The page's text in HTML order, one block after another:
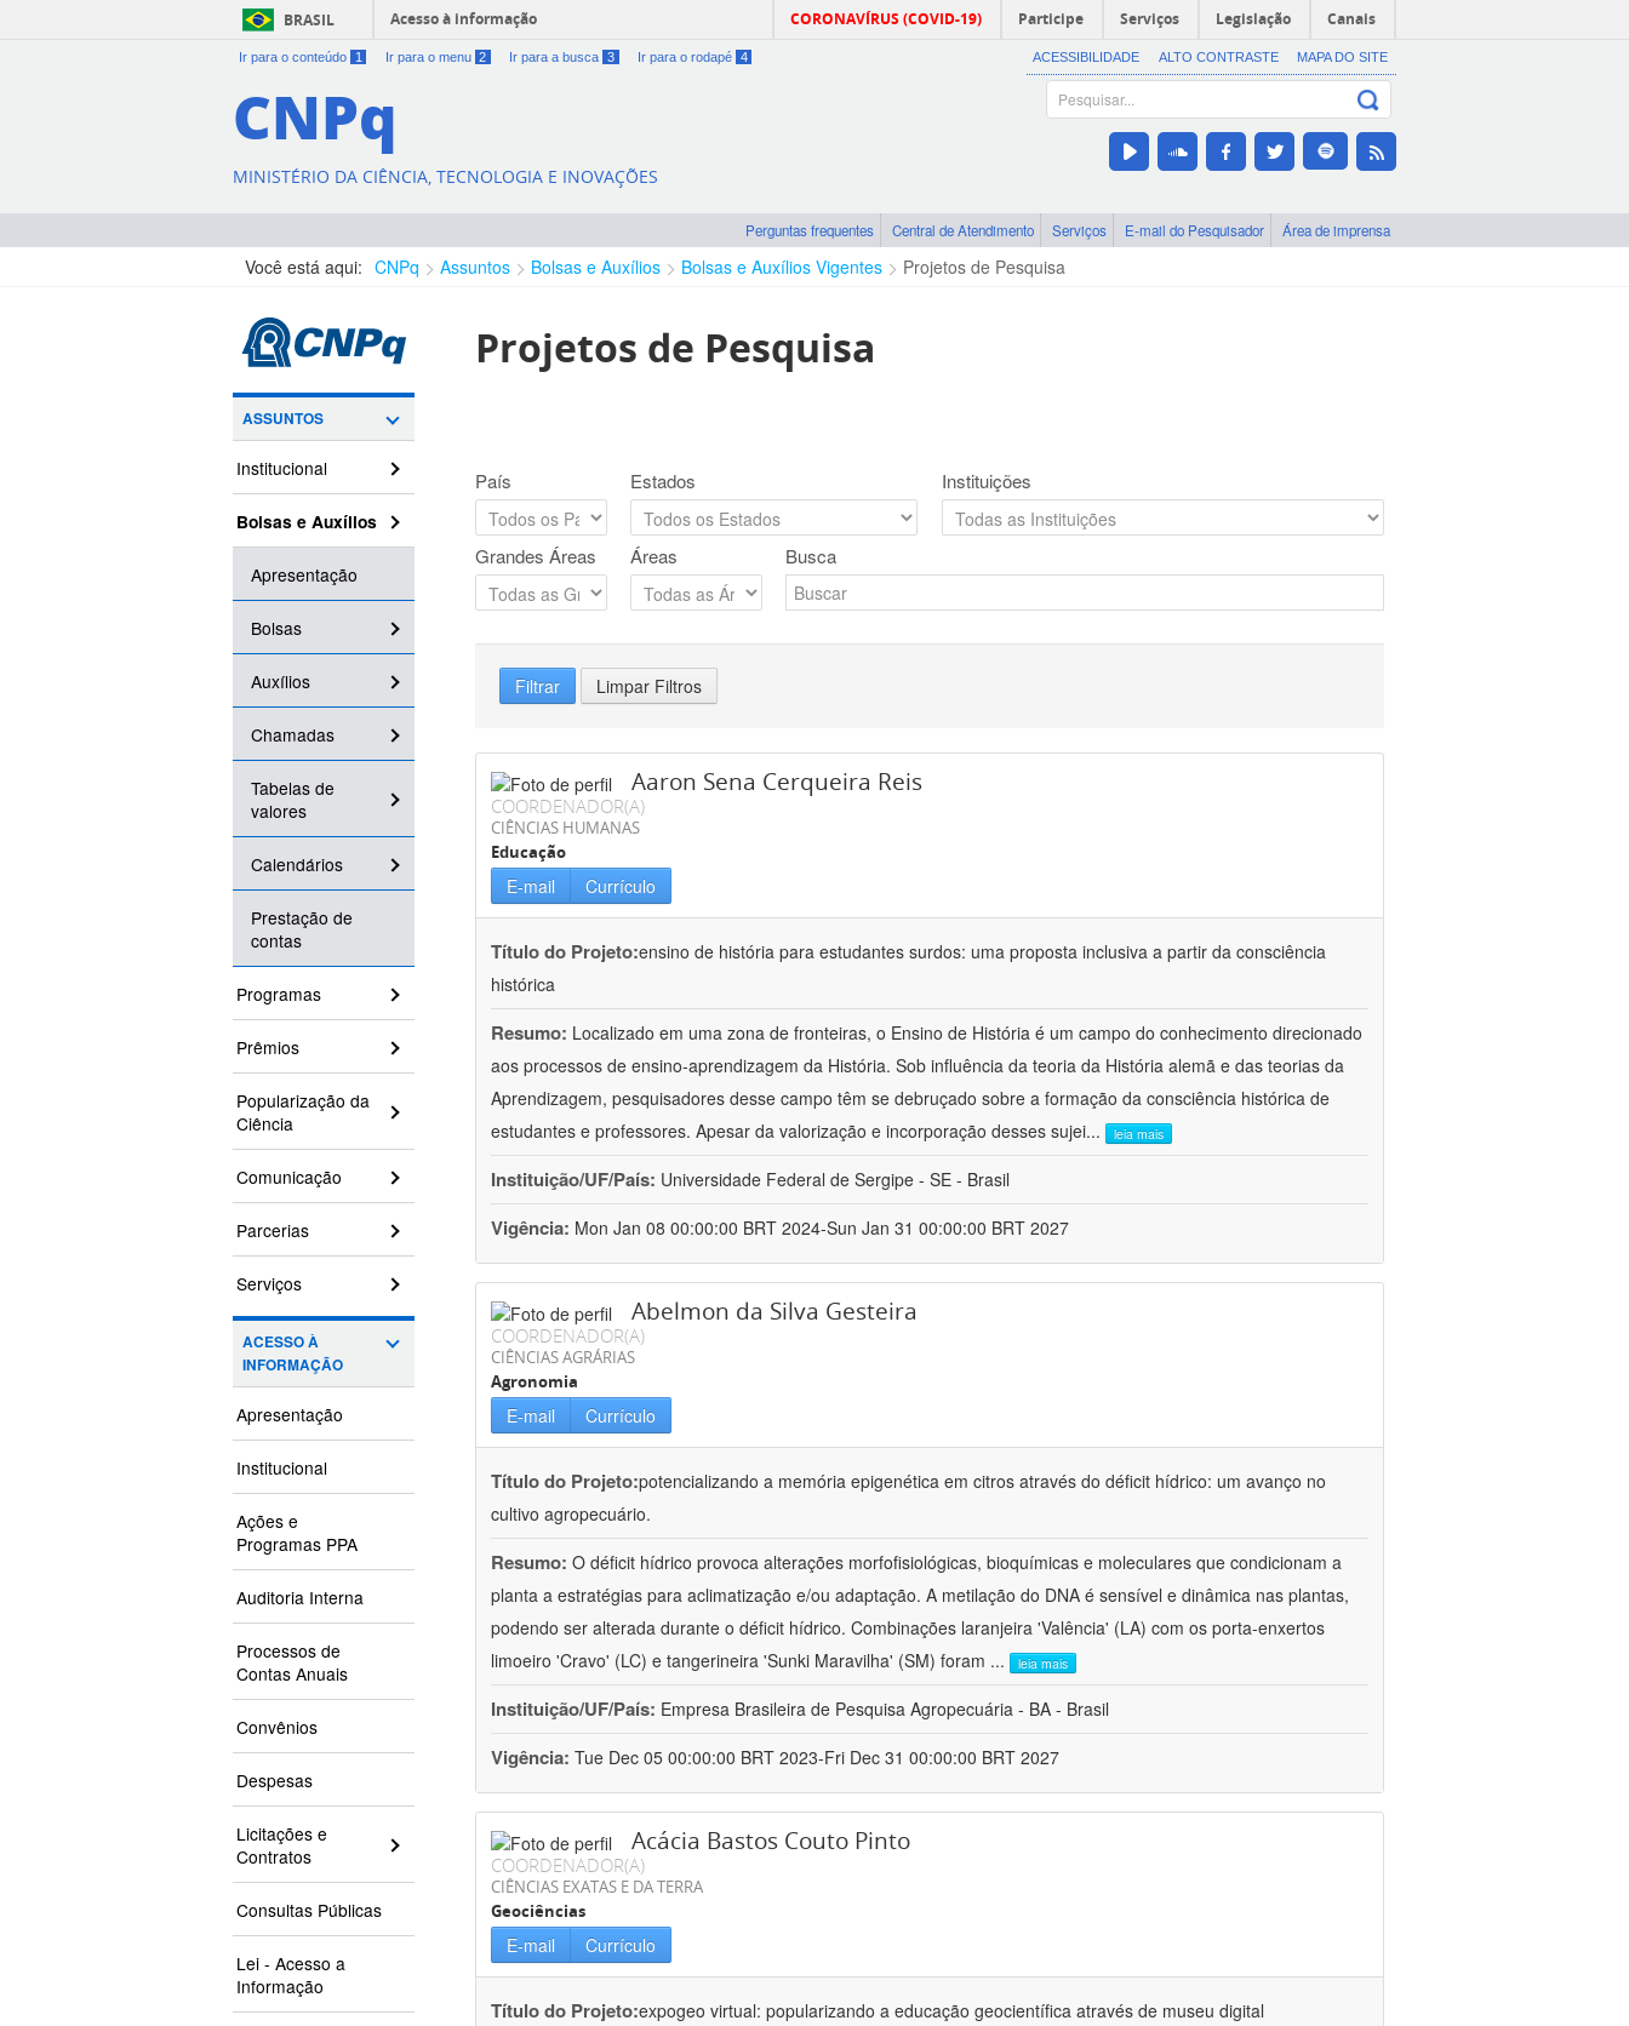
BRASIL Acesso à informação CORONAVÍRUS (COVID-19) Participe Serviços Legislação Canais
Ir para o conteúdo 1 Ir para o menu 2 Ir para a busca 3 Ir para o rodapé 4 ACESSIBILIDADE ALTO CONTRASTE MAPA DO SITE
CNPq
MINISTÉRIO DA CIÊNCIA, TECNOLOGIA E INOVAÇÕES
Perguntas frequentes Central de Atendimento Serviços E-mail do Pesquisador Área de imprensa
Você está aqui: CNPq Assuntos Bolsas e Auxílios Bolsas e Auxílios Vigentes Projetos de Pesquisa
ASSUNTOS
Institucional
Bolsas e Auxílios
Apresentação
Bolsas
Auxílios
Chamadas
Tabelas de
valores
Calendários
Prestação de
contas
Programas
Prêmios
Popularização da
Ciência
Comunicação
Parcerias
Serviços
ACESSO À
INFORMAÇÃO
Apresentação
Institucional
Ações e
Programas PPA
Auditoria Interna
Processos de
Contas Anuais
Convênios
Despesas
Licitações e
Contratos
Consultas Públicas
Lei - Acesso a
Informação
Projetos de Pesquisa
País Estados Instituições
Grandes Áreas Áreas Busca
Filtrar Limpar Filtros
Aaron Sena Cerqueira Reis
COORDENADOR(A)
CIÊNCIAS HUMANAS
Educação
E-mail Currículo
Título do Projeto:ensino de história para estudantes surdos: uma proposta inclusiva a partir da consciência
histórica
Resumo: Localizado em uma zona de fronteiras, o Ensino de História é um campo do conhecimento direcionado
aos processos de ensino-aprendizagem da História. Sob influência da teoria da História alemã e das teorias da
Aprendizagem, pesquisadores desse campo têm se debruçado sobre a formação da consciência histórica de
estudantes e professores. Apesar da valorização e incorporação desses sujei... leia mais
Instituição/UF/País: Universidade Federal de Sergipe - SE - Brasil
Vigência: Mon Jan 08 00:00:00 BRT 2024-Sun Jan 31 00:00:00 BRT 2027
Abelmon da Silva Gesteira
COORDENADOR(A)
CIÊNCIAS AGRÁRIAS
Agronomia
E-mail Currículo
Título do Projeto:potencializando a memória epigenética em citros através do déficit hídrico: um avanço no
cultivo agropecuário.
Resumo: O déficit hídrico provoca alterações morfofisiológicas, bioquímicas e moleculares que condicionam a
planta a estratégias para aclimatização e/ou adaptação. A metilação do DNA é sensível e dinâmica nas plantas,
podendo ser alterada durante o déficit hídrico. Combinações laranjeira 'Valência' (LA) com os porta-enxertos
limoeiro 'Cravo' (LC) e tangerineira 'Sunki Maravilha' (SM) foram ... leia mais
Instituição/UF/País: Empresa Brasileira de Pesquisa Agropecuária - BA - Brasil
Vigência: Tue Dec 05 00:00:00 BRT 2023-Fri Dec 31 00:00:00 BRT 2027
Acácia Bastos Couto Pinto
COORDENADOR(A)
CIÊNCIAS EXATAS E DA TERRA
Geociências
E-mail Currículo
Título do Projeto:expogeo virtual: popularizando a educação geocientífica através de museu digital